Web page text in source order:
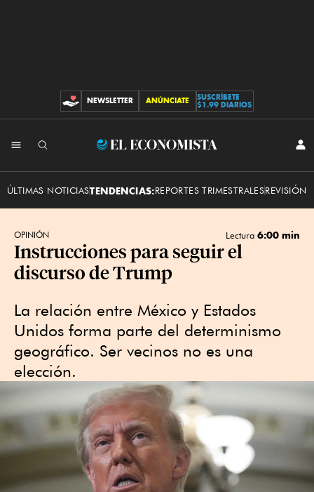
CONTRIBUCIONES
NEWSLETTER ANÚNCIATE
SUSCRÍBETE
$1.99 DIARIOS
El
ÚLTIMAS NOTICIASTENDENCIAS:REPORTES TRIMESTRALESREVISIÓN
OPINIÓN Lectura 6:00 min
Instrucciones para seguir el
discurso de Trump
La relación entre México y Estados
Unidos forma parte del determinismo
geográfico. Ser vecinos no es una
elección.